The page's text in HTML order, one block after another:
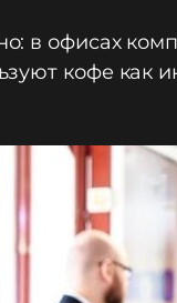
в офисах
кофе как